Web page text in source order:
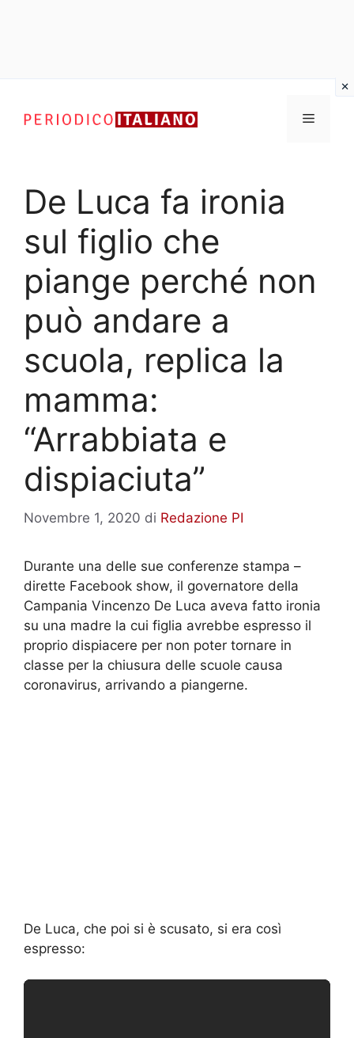
contenuto
Menu
De Luca fa ironia
sul figlio che
piange perché non
può andare a
scuola, replica la
mamma:
“Arrabbiata e
dispiaciuta”
Novembre 1, 2020 di Redazione PI
Durante una delle sue conferenze stampa –
dirette Facebook show, il governatore della
Campania Vincenzo De Luca aveva fatto ironia
su una madre la cui figlia avrebbe espresso il
proprio dispiacere per non poter tornare in
classe per la chiusura delle scuole causa
coronavirus, arrivando a piangerne.
De Luca, che poi si è scusato, si era così
espresso: